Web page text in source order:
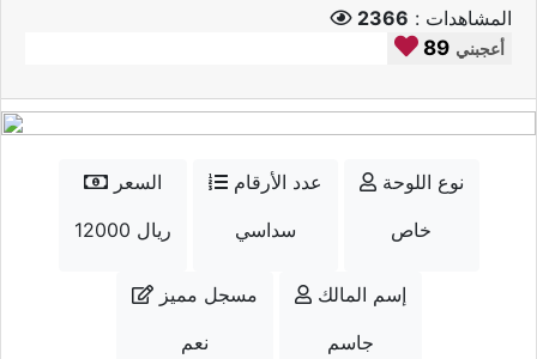
المشاهدات : 2366
89 أعجبني
السعر
12000 ريال
عدد الأرقام
سداسي
نوع اللوحة
خاص
مسجل مميز
نعم
إسم المالك
جاسم